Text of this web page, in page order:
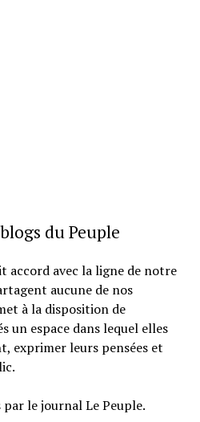
du Peuple
accord avec la ligne de notre
aucune de nos
à la disposition de
un espace dans lequel elles
exprimer leurs pensées et
par le journal Le Peuple.